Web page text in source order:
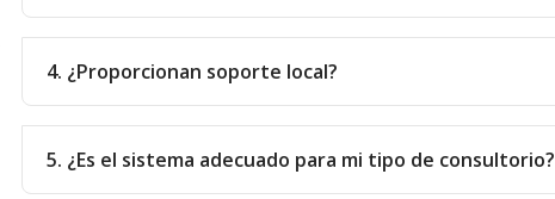
4. ¿Proporcionan soporte local?
5. ¿Es el sistema adecuado para mi tipo de consultorio?